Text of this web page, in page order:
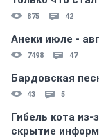
875 42
Анеки июле -
7498 47
Бардовская
43 5
Гибель кота
скрытиe